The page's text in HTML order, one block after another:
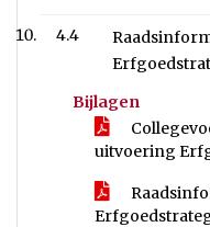
4.4
Bijlagen
uitvoering